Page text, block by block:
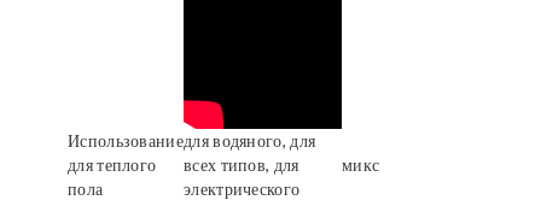
Использование
для теплого
пола
для водяного, для
всех типов, для
электрического
микс